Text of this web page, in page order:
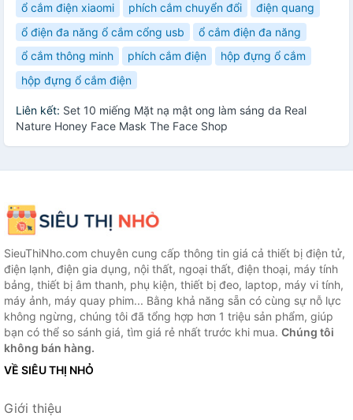
ổ cắm điện xiaomi
phích cắm chuyển đổi
điện quang
ổ điện đa năng ổ cắm cổng usb
ổ cắm điện đa năng
ổ cắm thông minh
phích cắm điện
hộp đựng ổ cắm
hộp đựng ổ cắm điện
Liên kết: Set 10 miếng Mặt nạ mật ong làm sáng da Real
Nature Honey Face Mask The Face Shop
SieuThiNho.com chuyên cung cấp thông tin giá cả thiết bị điện tử,
điện lạnh, điện gia dụng, nội thất, ngoại thất, điện thoại, máy tính
bảng, thiết bị âm thanh, phụ kiện, thiết bị đeo, laptop, máy vi tính,
máy ảnh, máy quay phim... Bằng khả năng sẵn có cùng sự nỗ lực
không ngừng, chúng tôi đã tổng hợp hơn 1 triệu sản phẩm, giúp
bạn có thể so sánh giá, tìm giá rẻ nhất trước khi mua. Chúng tôi
không bán hàng.
VỀ SIÊU THỊ NHỎ
Giới thiệu